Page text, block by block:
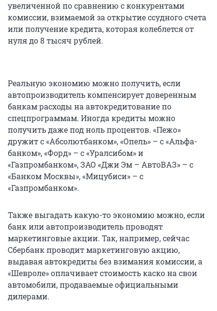
увеличенной по сравнению с конкурентами
комиссии, взимаемой за открытие ссудного счета
или получение кредита, которая колеблется от
нуля до 8 тысяч рублей.
Реальную экономию можно получить, если
автопроизводитель компенсирует доверенным
банкам расходы на автокредитование по
спецпрограммам. Иногда кредиты можно
получить даже под ноль процентов. «Пежо»
дружит с «Абсолютбанком», «Опель» – с «Альфа-
банком», «Форд» – с «Уралсибом» и
«Газпромбанком», ЗАО «Джи Эм – АвтоВАЗ» – с
«Банком Москвы», «Мицубиси» – с
«Газпромбанком».
Также выгадать какую-то экономию можно, если
банк или автопроизводитель проводят
маркетинговые акции. Так, например, сейчас
Сбербанк проводит маркетинговую акцию,
выдавая автокредиты без взимания комиссии, а
«Шевроле» оплачивает стоимость каско на свои
автомобили, продаваемые официальными
дилерами.